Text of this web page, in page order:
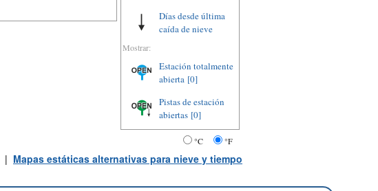
Días desde última
caída de nieve
Mostrar:
Estación totalmente
abierta [0]
Pistas de estación
abiertas [0]
°C °F
| Mapas estáticas alternativas para nieve y tiempo